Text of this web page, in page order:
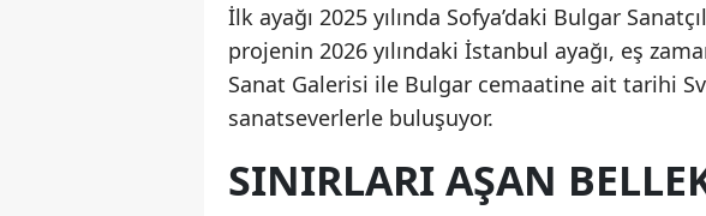
İlk ayağı 2025 yılında Sofya’daki Bulgar
projenin 2026 yılındaki İstanbul ayağı, eş
Sanat Galerisi ile Bulgar cemaatine ait tarihi
sanatseverlerle buluşuyor.
SINIRLARI AŞAN